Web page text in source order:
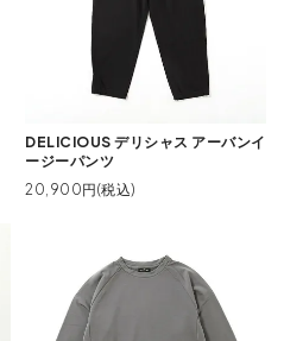
DELICIOUS デリシャス アーバンイ
ージーパンツ
20,900円(税込)